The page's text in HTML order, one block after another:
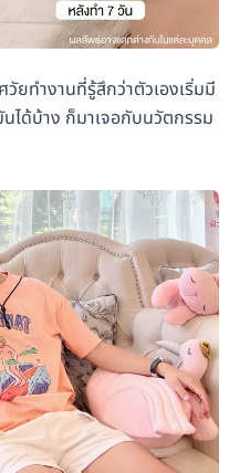
ทำงานที่รู้สึกว่าตัวเองเริ่มมี
ได้บ้าง ก็มาเจอกับนวัตกรรม